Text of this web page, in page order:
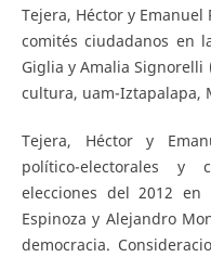
Tejera, Héctor y Emanuel
comités ciudadanos en
Giglia y Amalia Signorelli
cultura, uam-Iztapalapa,
Tejera, Héctor y
político-electorales y
elecciones del 2012
Espinoza y Alejandro
democracia.